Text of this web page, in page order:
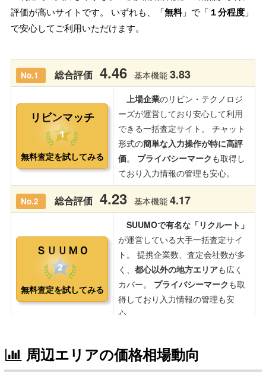
評価が高いサイトです。 いずれも、「無料」で「 １分程度 」
で安心してご利用いただけます。
周辺エリアの価格相場動向